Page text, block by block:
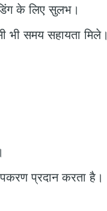
के लिए सुलभ।
भी समय सहायता मिले।
प्रदान करता है।